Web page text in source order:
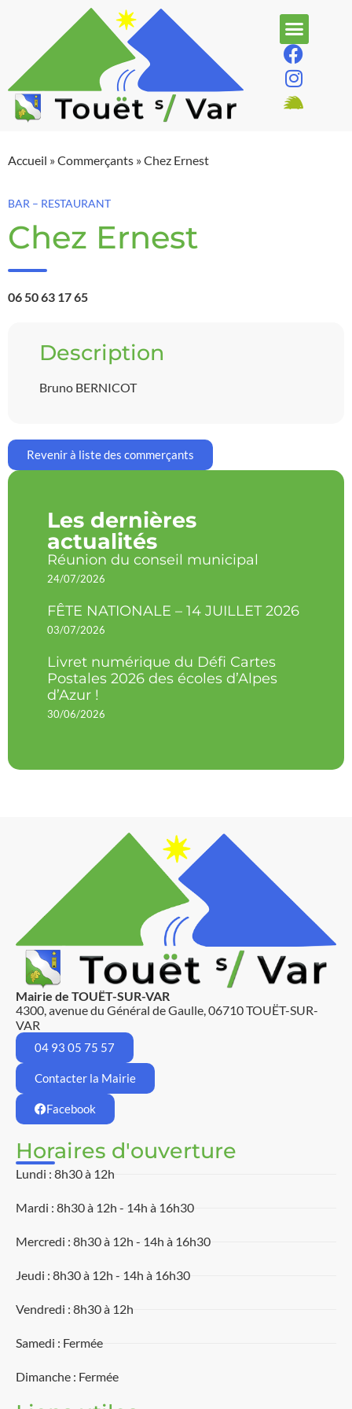
Accueil »Commerçants »Chez Ernest
BAR – RESTAURANT
Chez Ernest
06 50 63 17 65
Description
Bruno BERNICOT
Revenir à liste des commerçants
Les dernières
actualités
Réunion du conseil municipal
24/07/2026
FÊTE NATIONALE – 14 JUILLET 2026
03/07/2026
Livret numérique du Défi Cartes
Postales 2026 des écoles d’Alpes
d’Azur !
30/06/2026
Mairie de TOUËT-SUR-VAR
4300, avenue du Général de Gaulle, 06710 TOUËT-SUR-
VAR
04 93 05 75 57
Contacter la Mairie
Facebook
Horaires d'ouverture
Lundi : 8h30 à 12h
Mardi : 8h30 à 12h - 14h à 16h30
Mercredi : 8h30 à 12h - 14h à 16h30
Jeudi : 8h30 à 12h - 14h à 16h30
Vendredi : 8h30 à 12h
Samedi : Fermée
Dimanche : Fermée